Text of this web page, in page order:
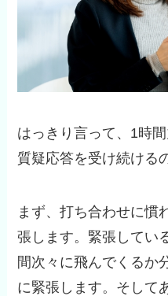
はっきり言って、1時
質疑応答を受け続ける
まず、打ち合わせに慣
張します。緊張してい
間次々に飛んでくるか
に緊張します。そして